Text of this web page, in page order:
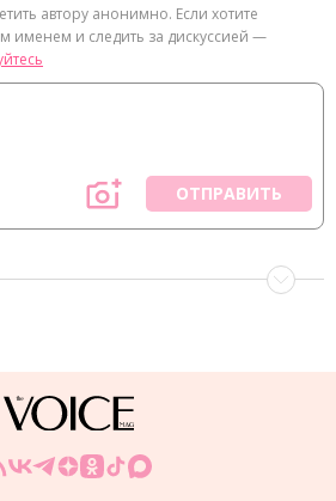
автору анонимно. Если хотите
именем и следить за дискуссией —
ОТПРАВИТЬ